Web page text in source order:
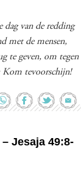
van de redding
met de mensen,
te geven, om tegen
Kom tevoorschijn!
Jesaja 49:8-